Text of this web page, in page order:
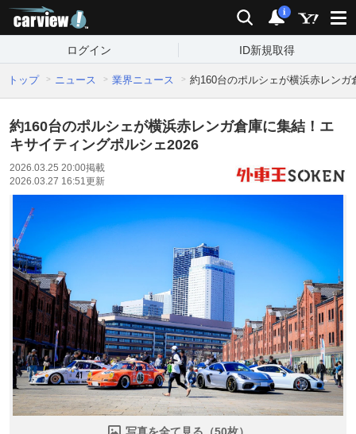
検索 通知
i
ログイン ID新規取得
トップ ニュース 業界ニュース 約160台のポルシェが横浜赤レン
約160台のポルシェが横浜赤レンガ倉庫に集結！エ
キサイティングポルシェ2026
2026.03.25 20:00掲載
2026.03.27 16:51更新
写真を全て見る（50枚）